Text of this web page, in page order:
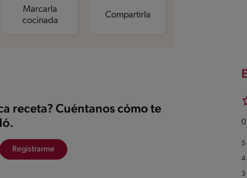
Marcarla
cocinada
Compartirla
0
5
4
3
receta? Cuéntanos cómo te
Registrarme